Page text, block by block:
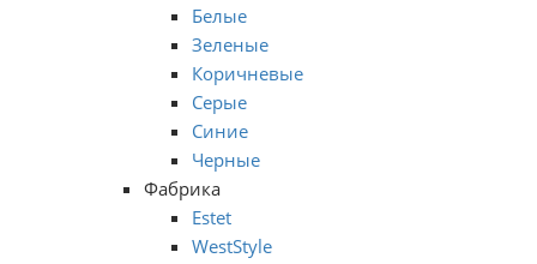
Белые
Зеленые
Коричневые
Серые
Синие
Черные
Фабрика
Estet
WestStyle